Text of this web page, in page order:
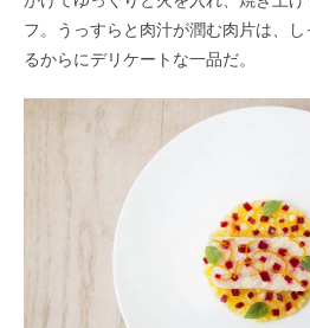
フ。
うっすらと肉汁が潤む肉片は、し
るからにデリケートな一品だ。